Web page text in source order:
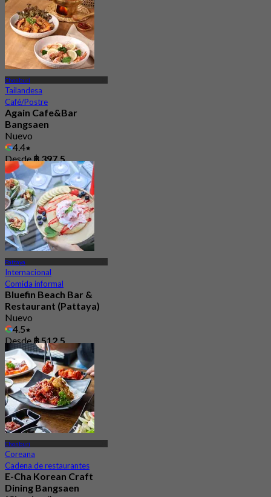
Chonburi
Tailandesa
Café/Postre
Again Cafe&Bar
Bangsaen
Nuevo
4.4
Desde฿ 397.5
Pattaya
Internacional
Comida informal
Bluefin Beach Bar &
Restaurant (Pattaya)
Nuevo
4.5
Desde฿ 512.5
Chonburi
Coreana
Cadena de restaurantes
E-Cha Korean Craft
Dining Bangsaen